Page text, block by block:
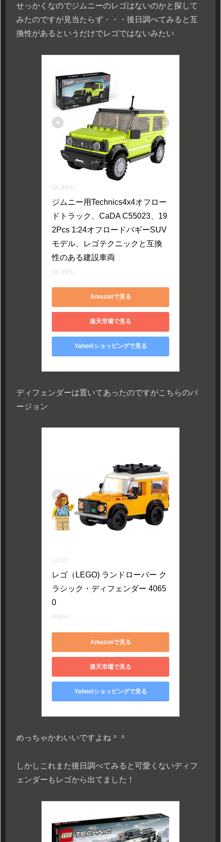
せっかくなのでジムニーのレゴはないのかと探して
みたのですが見当たらず・・・後日調べてみると互
換性があるというだけでレゴではないみたい
QLJBFU
ジムニー用Technics4x4オフロー
ドトラック、CaDA C55023、19
2Pcs 1:24オフロードバギーSUV
モデル、レゴテクニックと互換
性のある建設車両
QLJBFU
Amazonで見る
楽天市場で見る
Yahoo!ショッピングで見る
ディフェンダーは置いてあったのですがこちらのバ
ージョン
LEGO
レゴ（LEGO) ランドローバー ク
ラシック・ディフェンダー 4065
0
40650
Amazonで見る
楽天市場で見る
Yahoo!ショッピングで見る
めっちゃかわいいですよね＾＾
しかしこれまた後日調べてみると可愛くないディフ
ェンダーもレゴから出てました！